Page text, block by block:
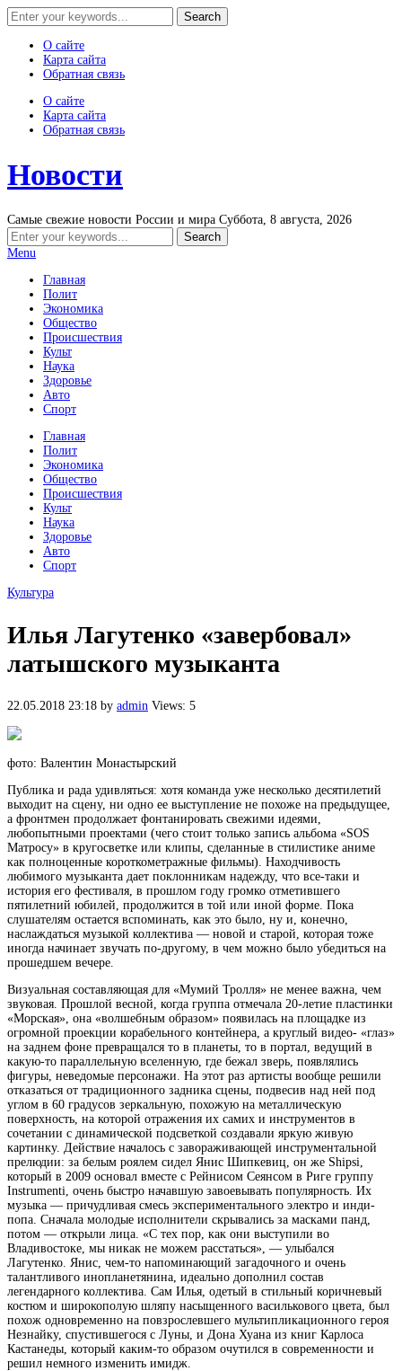
О сайте
Карта сайта
Обратная связь
О сайте
Карта сайта
Обратная связь
Новости
Самые свежие новости России и мира Суббота, 8 августа, 2026
Menu
Главная
Полит
Экономика
Общество
Происшествия
Культ
Наука
Здоровье
Авто
Спорт
Главная
Полит
Экономика
Общество
Происшествия
Культ
Наука
Здоровье
Авто
Спорт
Культура
Илья Лагутенко «завербовал»
латышского музыканта
22.05.2018 23:18 by admin Views: 5
фото: Валентин Монастырский
Публика и рада удивляться: хотя команда уже несколько десятилетий
выходит на сцену, ни одно ее выступление не похоже на предыдущее,
а фронтмен продолжает фонтанировать свежими идеями,
любопытными проектами (чего стоит только запись альбома «SOS
Матросу» в кругосветке или клипы, сделанные в стилистике аниме
как полноценные короткометражные фильмы). Находчивость
любимого музыканта дает поклонникам надежду, что все-таки и
история его фестиваля, в прошлом году громко отметившего
пятилетний юбилей, продолжится в той или иной форме. Пока
слушателям остается вспоминать, как это было, ну и, конечно,
наслаждаться музыкой коллектива — новой и старой, которая тоже
иногда начинает звучать по-другому, в чем можно было убедиться на
прошедшем вечере.
Визуальная составляющая для «Мумий Тролля» не менее важна, чем
звуковая. Прошлой весной, когда группа отмечала 20-летие пластинки
«Морская», она «волшебным образом» появилась на площадке из
огромной проекции корабельного контейнера, а круглый видео- «глаз»
на заднем фоне превращался то в планеты, то в портал, ведущий в
какую-то параллельную вселенную, где бежал зверь, появлялись
фигуры, неведомые персонажи. На этот раз артисты вообще решили
отказаться от традиционного задника сцены, подвесив над ней под
углом в 60 градусов зеркальную, похожую на металлическую
поверхность, на которой отражения их самих и инструментов в
сочетании с динамической подсветкой создавали яркую живую
картинку. Действие началось с завораживающей инструментальной
прелюдии: за белым роялем сидел Янис Шипкевиц, он же Shipsi,
который в 2009 основал вместе с Рейнисом Сеянсом в Риге группу
Instrumenti, очень быстро начавшую завоевывать популярность. Их
музыка — причудливая смесь экспериментального электро и инди-
попа. Сначала молодые исполнители скрывались за масками панд,
потом — открыли лица. «С тех пор, как они выступили во
Владивостоке, мы никак не можем расстаться», — улыбался
Лагутенко. Янис, чем-то напоминающий загадочного и очень
талантливого инопланетянина, идеально дополнил состав
легендарного коллектива. Сам Илья, одетый в стильный коричневый
костюм и широкополую шляпу насыщенного василькового цвета, был
похож одновременно на повзрослевшего мультипликационного героя
Незнайку, спустившегося с Луны, и Дона Хуана из книг Карлоса
Кастанеды, который каким-то образом очутился в современности и
решил немного изменить имидж.